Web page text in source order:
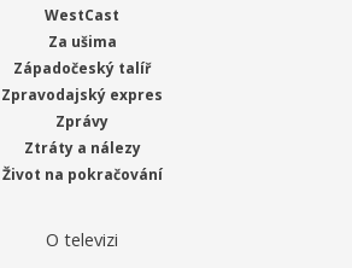
WestCast
Za ušima
Západočeský talíř
Zpravodajský expres
Zprávy
Ztráty a nálezy
Život na pokračování
O televizi